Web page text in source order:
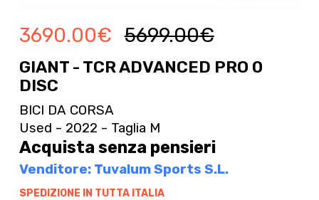
3690.00€ 5699.00€
GIANT - TCR ADVANCED PRO 0
DISC
BICI DA CORSA
Used - 2022 - Taglia M
Acquista senza pensieri
Venditore: Tuvalum Sports S.L.
SPEDIZIONE IN TUTTA ITALIA